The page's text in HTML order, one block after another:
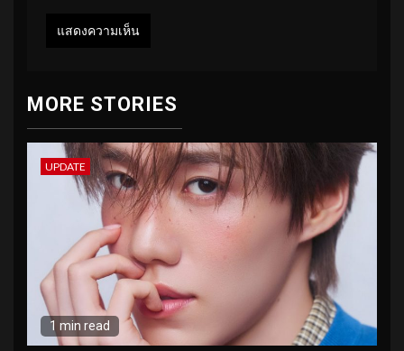
MORE STORIES
UPDATE
1 min read